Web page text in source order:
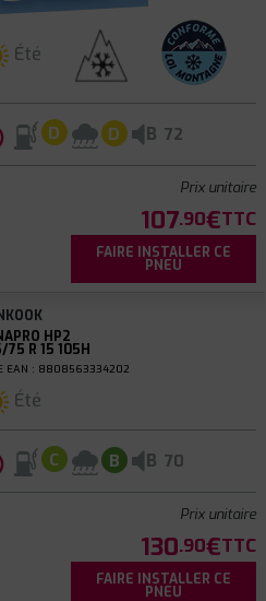
Été
D D B 72
Prix unitaire
107.90€TTC
FAIRE INSTALLER CE
PNEU
HP2
75 R 15 105H
EAN : 8808563334202
Été
C B B 70
Prix unitaire
130.90€TTC
FAIRE INSTALLER CE
PNEU